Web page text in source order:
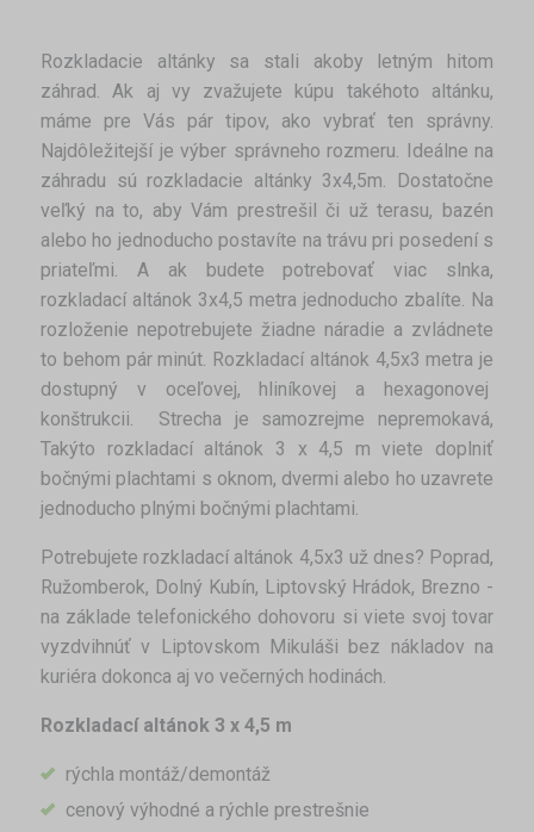
Rozkladacie altánky sa stali akoby letným hitom
záhrad. Ak aj vy zvažujete kúpu takéhoto altánku,
máme pre Vás pár tipov, ako vybrať ten správny.
Najdôležitejší je výber správneho rozmeru. Ideálne na
záhradu sú rozkladacie altánky 3x4,5m. Dostatočne
veľký na to, aby Vám prestrešil či už terasu, bazén
alebo ho jednoducho postavíte na trávu pri posedení s
priateľmi. A ak budete potrebovať viac slnka,
rozkladací altánok 3x4,5 metra jednoducho zbalíte. Na
rozloženie nepotrebujete žiadne náradie a zvládnete
to behom pár minút. Rozkladací altánok 4,5x3 metra je
dostupný v oceľovej, hliníkovej a hexagonovej
konštrukcii. Strecha je samozrejme nepremokavá,
Takýto rozkladací altánok 3 x 4,5 m viete doplniť
bočnými plachtami s oknom, dvermi alebo ho uzavrete
jednoducho plnými bočnými plachtami.
Potrebujete rozkladací altánok 4,5x3 už dnes? Poprad,
Ružomberok, Dolný Kubín, Liptovský Hrádok, Brezno -
na základe telefonického dohovoru si viete svoj tovar
vyzdvihnúť v Liptovskom Mikuláši bez nákladov na
kuriéra dokonca aj vo večerných hodinách.
Rozkladací altánok 3 x 4,5 m
rýchla montáž/demontáž
cenový výhodné a rýchle prestrešnie